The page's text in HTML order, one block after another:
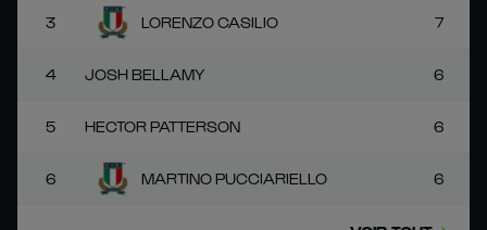
3 LORENZO CASILIO 7
4 JOSH BELLAMY 6
5 HECTOR PATTERSON 6
6 MARTINO PUCCIARIELLO 6